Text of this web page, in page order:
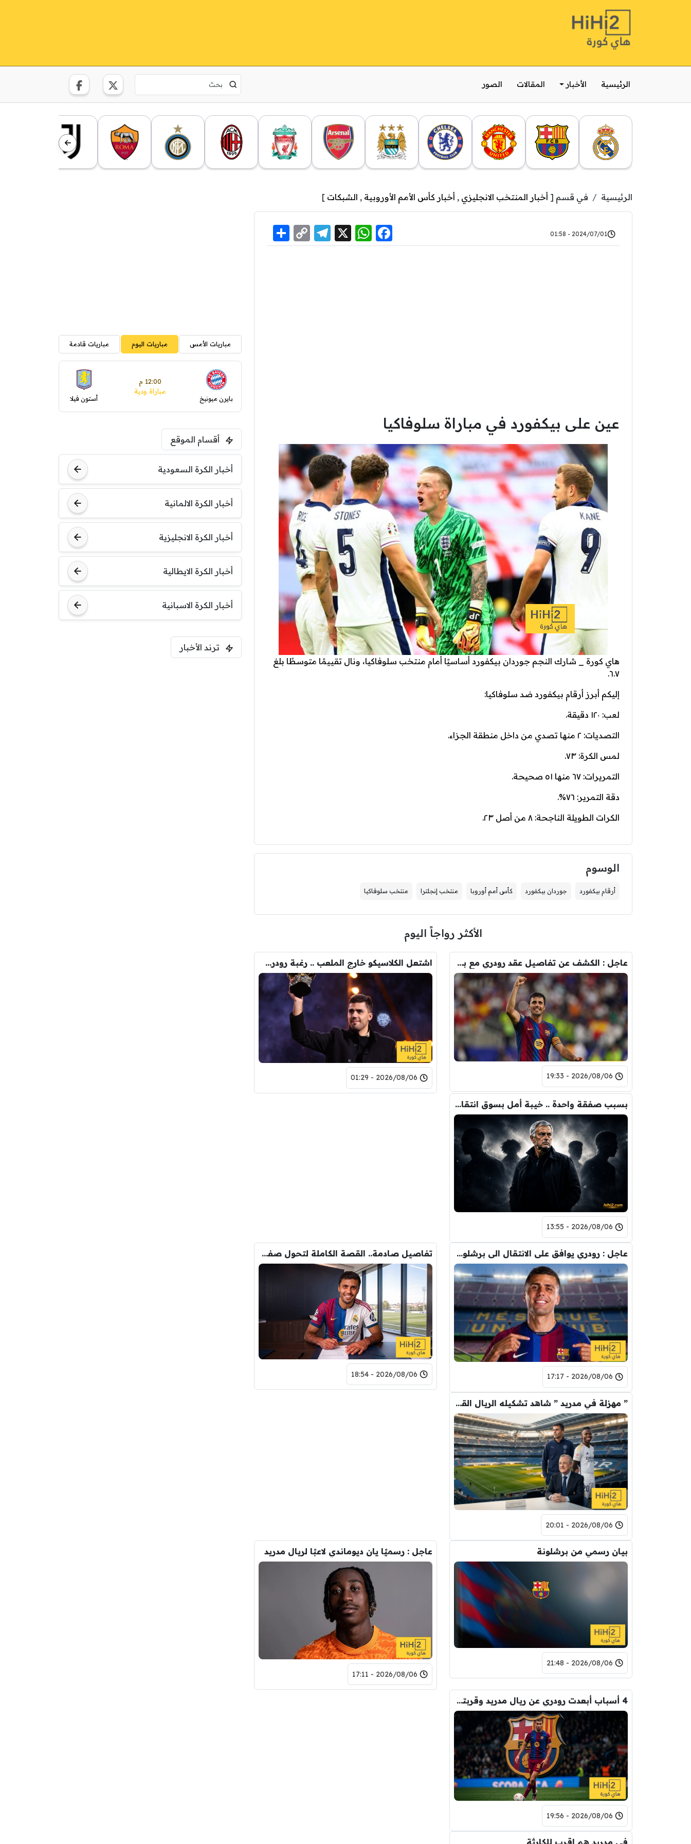
الرئيسية الأخبار المقالات الصور
الرئيسية في قسم [ أخبار المنتخب الانجليزي , أخبار كأس الأمم الأوروبية , الشبكات ]
2024/07/01 - 01:58
Facebook
WhatsApp
X
Telegram
Copy
Link
عين على بيكفورد في مباراة سلوفاكيا
هاي كورة _ شارك النجم جوردان بيكفورد أساسيًا أمام منتخب سلوفاكيا، ونال تقييمًا متوسطًا بلغ
٦.٧.
إليكم أبرز أرقام بيكفورد ضد سلوفاكيا:
لعب: ١٢٠ دقيقة.
التصديات: ٢ منها تصدي من داخل منطقة الجزاء.
لمس الكرة: ٧٣.
التمريرات: ٦٧ منها ٥١ صحيحة.
دقة التمرير: ٧٦%.
الكرات الطويلة الناجحة: ٨ من أصل ٢٣.
الوسوم
أرقام بيكفورد جوردان بيكفورد كأس أمم أوروبا منتخب إنجلترا منتخب سلوفاكيا
الأكثر رواجاً اليوم
عاجل : الكشف عن تفاصيل عقد رودري مع برشلونة.. قيمة الصفقة والراتب
2026/08/06 - 19:33
اشتعل الكلاسيكو خارج الملعب .. رغبة رودري تصدم ريال مدريد
2026/08/06 - 01:29
بسبب صفقة واحدة .. خيبة أمل بسوق انتقالات ريال مدريد !
2026/08/06 - 13:55
عاجل : رودري يوافق على الانتقال الى برشلونة.. 3 أسباب وراء قراره
2026/08/06 - 17:17
تفاصيل صادمة.. القصة الكاملة لتحول صفقة رودري من ريال مدريد الى برشلونة
2026/08/06 - 18:54
” مهزلة في مدريد ” شاهد تشكيله الريال القادمه لاكتساح المركز الثاني
2026/08/06 - 20:01
بيان رسمي من برشلونة
2026/08/06 - 21:48
عاجل : رسميًا يان ديوماندي لاعبًا لريال مدريد
2026/08/06 - 17:11
4 أسباب أبعدت رودري عن ريال مدريد وقربته من برشلونة
2026/08/06 - 19:56
مباريات الأمس مباريات اليوم مباريات قادمة
بايرن ميونيخ
12:00 م
مباراة ودية
أستون فيلا
أقسام الموقع
أخبار الكرة السعودية
أخبار الكرة الالمانية
أخبار الكرة الانجليزية
أخبار الكرة الايطالية
أخبار الكرة الاسبانية
ترند الأخبار